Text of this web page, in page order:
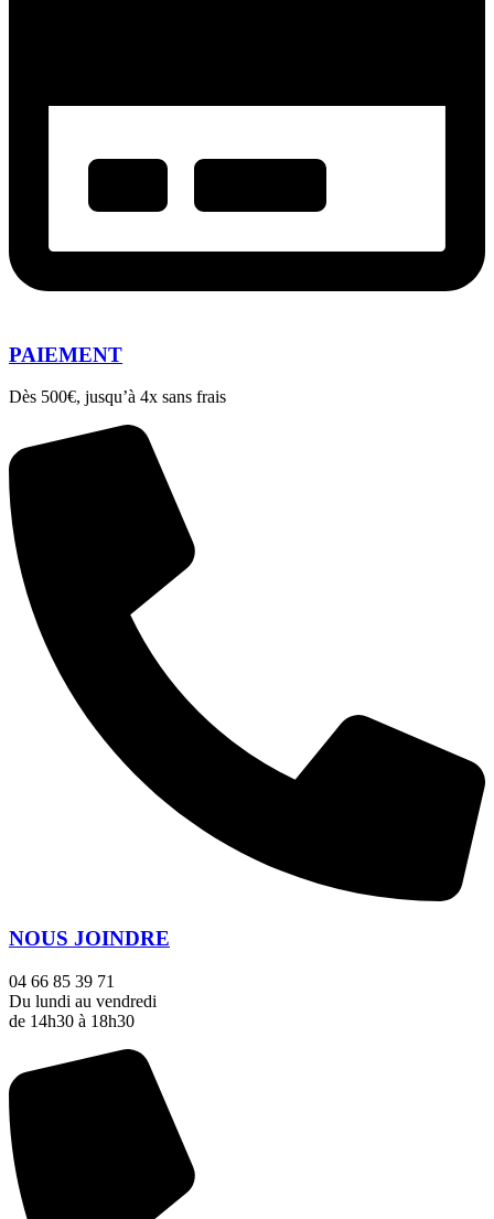
PAIEMENT
Dès 500€, jusqu’à 4x sans frais
NOUS JOINDRE
04 66 85 39 71
Du lundi au vendredi
de 14h30 à 18h30